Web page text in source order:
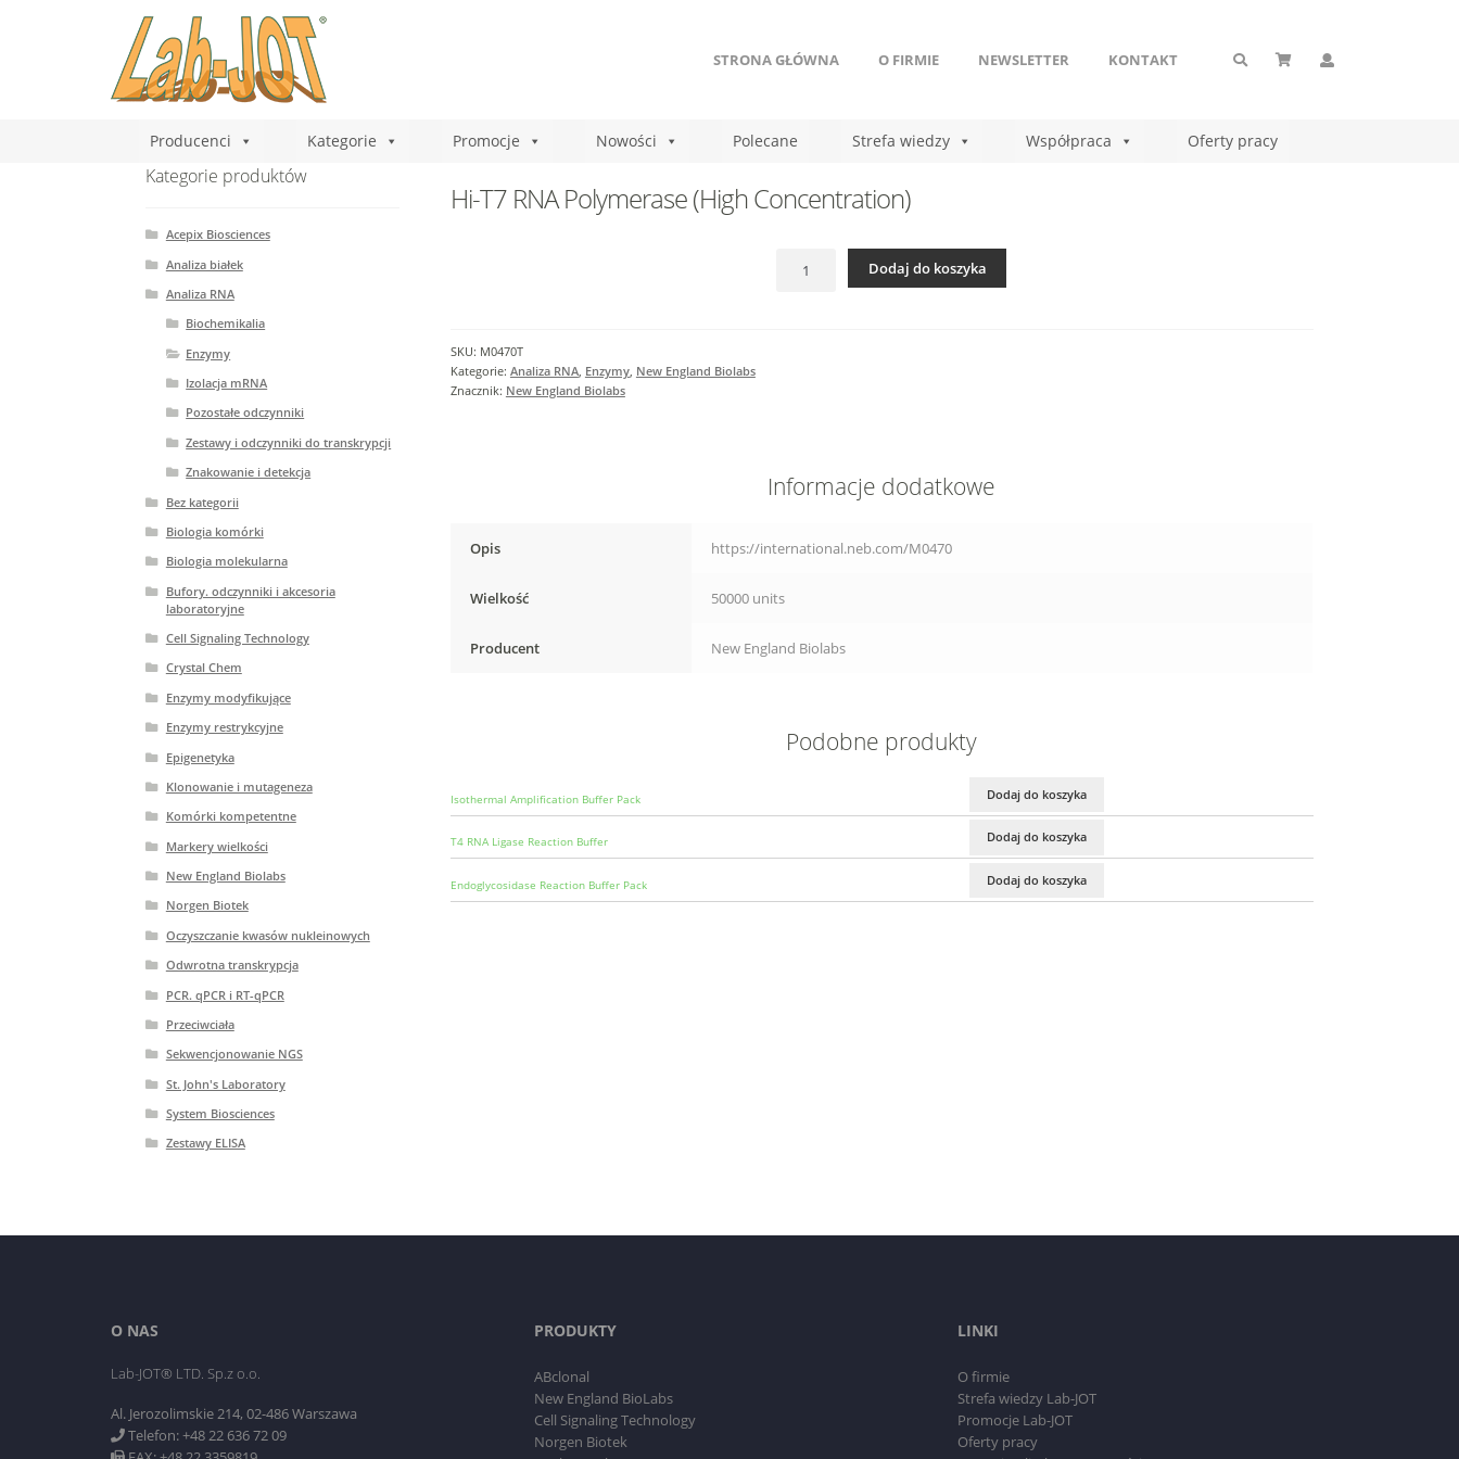
STRONA GŁÓWNA O FIRMIE NEWSLETTER KONTAKT
Producenci Kategorie Promocje Nowości Polecane Strefa wiedzy Współpraca Oferty pracy
Hi-T7 RNA Polymerase (High Concentration)
Dodaj do koszyka
SKU: M0470T
Kategorie: Analiza RNA, Enzymy, New England Biolabs
Znacznik: New England Biolabs
Informacje dodatkowe
Opis https://international.neb.com/M0470
Wielkość 50000 units
Producent New England Biolabs
Podobne produkty
Isothermal Amplification Buffer Pack Dodaj do koszyka
T4 RNA Ligase Reaction Buffer Dodaj do koszyka
Endoglycosidase Reaction Buffer Pack Dodaj do koszyka
Kategorie produktów
Acepix Biosciences
Analiza białek
Analiza RNA
Biochemikalia
Enzymy
Izolacja mRNA
Pozostałe odczynniki
Zestawy i odczynniki do transkrypcji
Znakowanie i detekcja
Bez kategorii
Biologia komórki
Biologia molekularna
Bufory. odczynniki i akcesoria
laboratoryjne
Cell Signaling Technology
Crystal Chem
Enzymy modyfikujące
Enzymy restrykcyjne
Epigenetyka
Klonowanie i mutageneza
Komórki kompetentne
Markery wielkości
New England Biolabs
Norgen Biotek
Oczyszczanie kwasów nukleinowych
Odwrotna transkrypcja
PCR. qPCR i RT-qPCR
Przeciwciała
Sekwencjonowanie NGS
St. John's Laboratory
System Biosciences
Zestawy ELISA
O NAS
Lab-JOT® LTD. Sp.z o.o.
Al. Jerozolimskie 214, 02-486 Warszawa
Telefon: +48 22 636 72 09
PRODUKTY
ABclonal
New England BioLabs
Cell Signaling Technology
Norgen Biotek
LINKI
O firmie
Strefa wiedzy Lab-JOT
Promocje Lab-JOT
Oferty pracy